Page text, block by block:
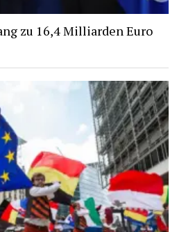
zu 16,4 Milliarden Euro